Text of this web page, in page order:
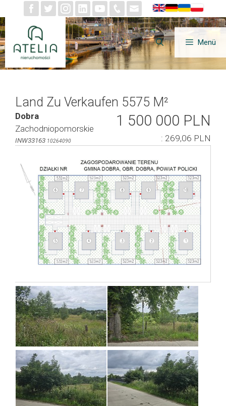
Inhalt
springen
Menü
Land Zu Verkaufen 5575 M²
Dobra
Zachodniopomorskie
INW33163 10264090
1 500 000 PLN
: 269,06 PLN